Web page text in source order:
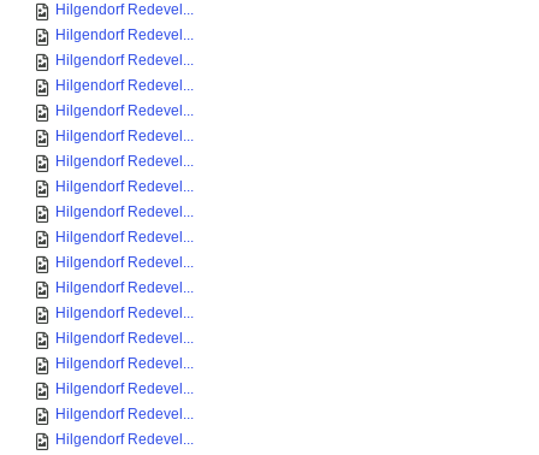
Hilgendorf Redevel...
Hilgendorf Redevel...
Hilgendorf Redevel...
Hilgendorf Redevel...
Hilgendorf Redevel...
Hilgendorf Redevel...
Hilgendorf Redevel...
Hilgendorf Redevel...
Hilgendorf Redevel...
Hilgendorf Redevel...
Hilgendorf Redevel...
Hilgendorf Redevel...
Hilgendorf Redevel...
Hilgendorf Redevel...
Hilgendorf Redevel...
Hilgendorf Redevel...
Hilgendorf Redevel...
Hilgendorf Redevel...